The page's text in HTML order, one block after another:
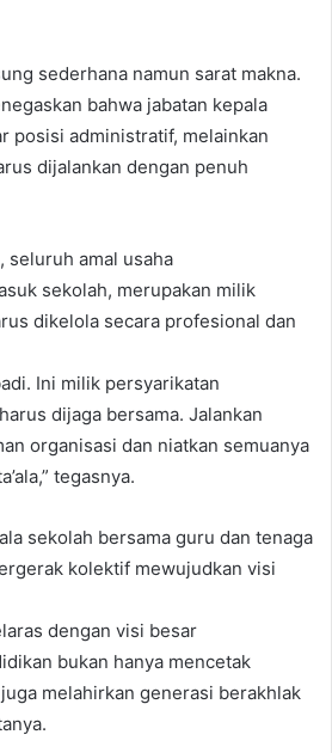
sederhana namun sarat makna.
bahwa jabatan kepala
posisi administratif, melainkan
dijalankan dengan penuh
seluruh amal usaha
sekolah, merupakan milik
dikelola secara profesional dan
Ini milik persyarikatan
dijaga bersama. Jalankan
organisasi dan niatkan semuanya
tegasnya.
sekolah bersama guru dan tenaga
kolektif mewujudkan visi
dengan visi besar
bukan hanya mencetak
melahirkan generasi berakhlak